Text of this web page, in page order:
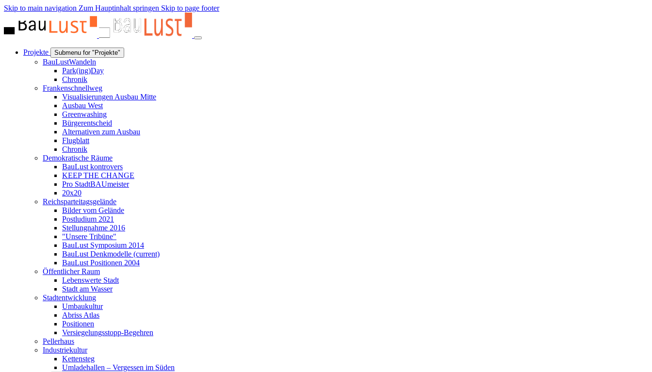
Skip to main navigation Zum Hauptinhalt springen Skip to page footer
Projekte Submenu for "Projekte"
BauLustWandeln
Park(ing)Day
Chronik
Frankenschnellweg
Visualisierungen Ausbau Mitte
Ausbau West
Greenwashing
Bürgerentscheid
Alternativen zum Ausbau
Flugblatt
Chronik
Demokratische Räume
BauLust kontrovers
KEEP THE CHANGE
Pro StadtBAUmeister
20x20
Reichsparteitagsgelände
Bilder vom Gelände
Postludium 2021
Stellungnahme 2016
"Unsere Tribüne"
BauLust Symposium 2014
BauLust Denkmodelle (current)
BauLust Positionen 2004
Öffentlicher Raum
Lebenswerte Stadt
Stadt am Wasser
Stadtentwicklung
Umbaukultur
Abriss Atlas
Positionen
Versiegelungsstopp-Begehren
Pellerhaus
Industriekultur
Kettensteg
Umladehallen – Vergessen im Süden